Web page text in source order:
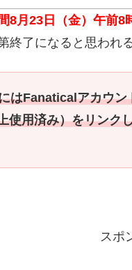
8月23日（金）午前
終了になると思われ
はFanaticalアカウ
使用済み）をリンク
スポ